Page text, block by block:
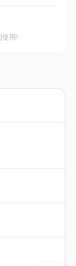
使用!